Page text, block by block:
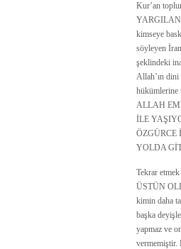
Kur’an
kimseye
söyleyen
şeklindeki
Allah’ın dini
hükümlerine
ALLAH
İLE
YOLDA
Tekrar
ÜSTÜN
kimin daha
başka
yapmaz ve
vermemiştir.